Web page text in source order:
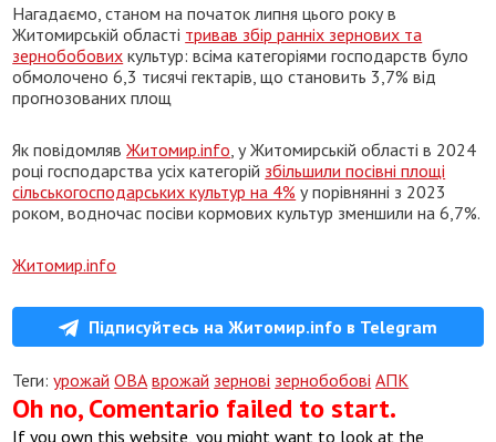
Нагадаємо, станом на початок липня цього року в
Житомирській області тривав збір ранніх зернових та
зернобобових культур: всіма категоріями господарств було
обмолочено 6,3 тисячі гектарів, що становить 3,7% від
прогнозованих площ
Як повідомлявЖитомир.info , у Житомирській області в 2024
році господарства усіх категорій збільшили посівні площі
сільськогосподарських культур на 4% у порівнянні з 2023
роком, водночас посіви кормових культур зменшили на 6,7%.
Житомир.info
Підписуйтесь на Житомир.info в Telegram
Теги:урожай ОВА врожай зернові зернобобові АПК
Oh no, Comentario failed to start.
If you own this website, you might want to look at the